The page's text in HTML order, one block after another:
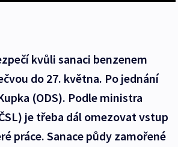
kvůli sanaci benzenem
do 27. května. Po jednání
(ODS). Podle ministra
je třeba dál omezovat vstup
práce. Sanace půdy zamořené